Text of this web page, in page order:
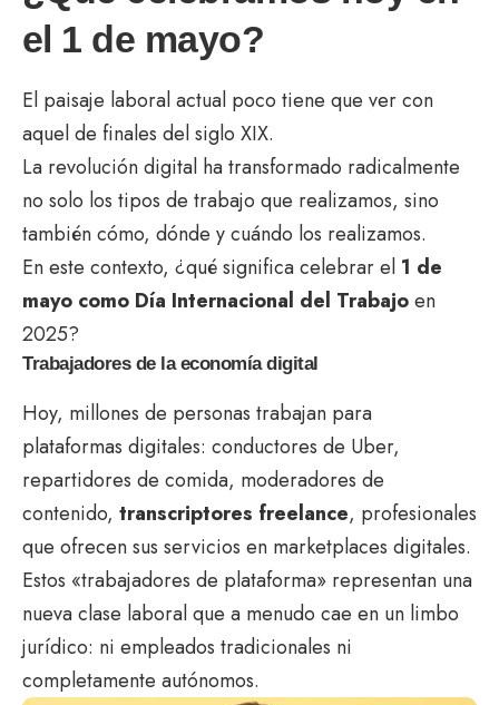
el 1 de mayo?
El paisaje laboral actual poco tiene que ver con
aquel de finales del siglo XIX.
La revolución digital ha transformado radicalmente
no solo los tipos de trabajo que realizamos, sino
también cómo, dónde y cuándo los realizamos.
En este contexto, ¿qué significa celebrar el 1 de
mayo como Día Internacional del Trabajoen
2025?
Trabajadores de la economía digital
Hoy, millones de personas trabajan para
plataformas digitales: conductores de Uber,
repartidores de comida, moderadores de
contenido, transcriptores freelance, profesionales
que ofrecen sus servicios en marketplaces digitales.
Estos «trabajadores de plataforma» representan una
nueva clase laboral que a menudo cae en un limbo
jurídico: ni empleados tradicionales ni
completamente autónomos.